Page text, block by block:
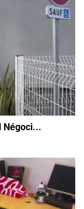
Négoci...